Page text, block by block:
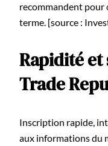
recommandent pour
terme. [source :
Rapidité
Trade
Inscription rapide,
aux informations du